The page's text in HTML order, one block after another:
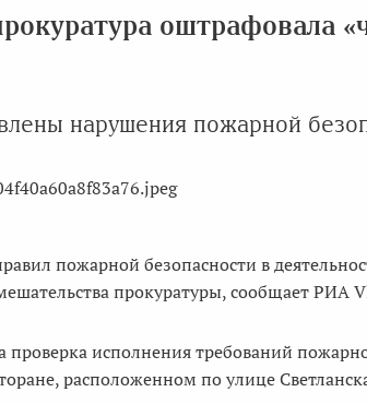
оштрафовала
нарушения пожарной
пожарной безопасности в
прокуратуры, сообщает РИА
проверка исполнения требований
расположенном по улице